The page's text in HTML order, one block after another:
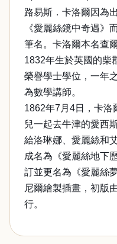
路易斯．卡洛爾因為
《愛麗絲鏡中奇遇》
筆名。卡洛爾本名查
1832年生於英國的柴
榮譽學士學位，一年
為數學講師。
1862年7月4日，卡洛
兒一起去牛津的愛西
給洛琳娜、愛麗絲和
成名為《愛麗絲地下
訂並更名為《愛麗絲
尼爾繪製插畫，初版
行。